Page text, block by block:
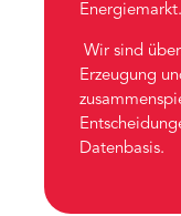
Energiemarkt.
Wir sind
Erzeugung
Datenbasis.